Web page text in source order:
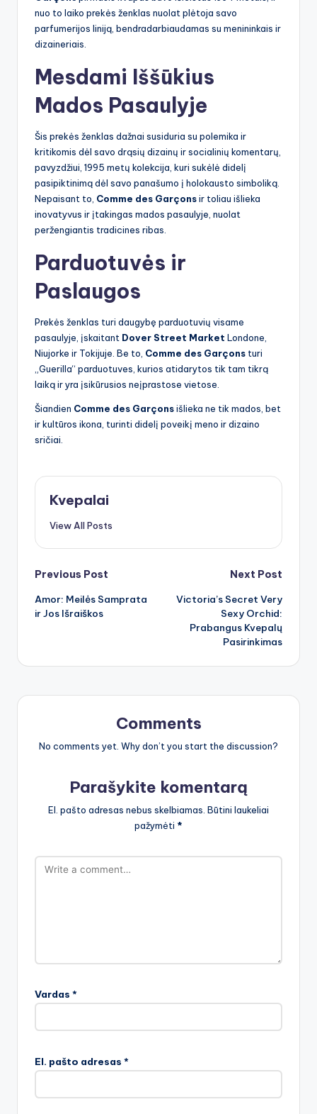
nuo to laiko prekės ženklas nuolat plėtoja savo
parfumerijos liniją, bendradarbiaudamas su menininkais ir
dizaineriais.
Mesdami Iššūkius
Mados Pasaulyje
Šis prekės ženklas dažnai susiduria su polemika ir
kritikomis dėl savo drąsių dizainų ir socialinių komentarų,
pavyzdžiui, 1995 metų kolekcija, kuri sukėlė didelį
pasipiktinimą dėl savo panašumo į holokausto simboliką.
Nepaisant to, Comme des Garçonsir toliau išlieka
inovatyvus ir įtakingas mados pasaulyje, nuolat
peržengiantis tradicines ribas.
Parduotuvės ir
Paslaugos
Prekės ženklas turi daugybę parduotuvių visame
pasaulyje, įskaitant Dover Street Market Londone,
Niujorke ir Tokijuje. Be to, Comme des Garçons turi
„Guerilla“ parduotuves, kurios atidarytos tik tam tikrą
laiką ir yra įsikūrusios neįprastose vietose.
Šiandien Comme des Garçonsišlieka ne tik mados, bet
ir kultūros ikona, turinti didelį poveikį meno ir dizaino
sričiai.
Kvepalai
View All Posts
Post
navigation
Previous Post
Amor: Meilės Samprata
ir Jos Išraiškos
Next Post
Victoria’s Secret Very
Sexy Orchid:
Prabangus Kvepalų
Pasirinkimas
Comments
No comments yet. Why don’t you start the discussion?
Parašykite komentarą
El. pašto adresas nebus skelbiamas. Būtini laukeliai
pažymėti *
Vardas *
El. pašto adresas *